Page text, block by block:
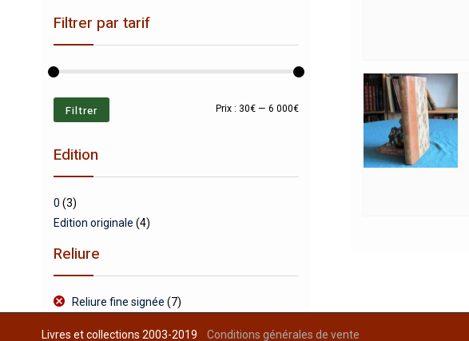
Filtrer par tarif
Prix
Prix
Filtrer Prix : 30€ — 6 000€
Edition
0 (3)
Edition originale (4)
Reliure
Reliure fine signée (7)
Livres et collections 2003-2019 Conditions générales de vente